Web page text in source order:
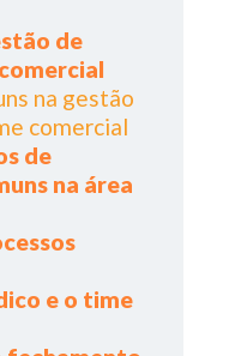
de
na gestão
comercial
de
na área
e o time